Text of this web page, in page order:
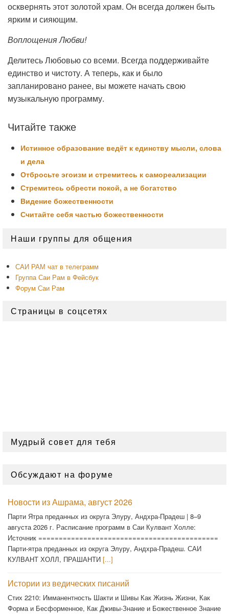
осквернять этот золотой храм. Он всегда должен быть
ярким и сияющим.
Воплощения Любви!
Делитесь Любовью со всеми. Всегда поддерживайте
единство и чистоту. А теперь, как и было
запланировано ранее, вы можете начать свою
музыкальную программу.
Читайте также
Истинное образование ведёт к единству мысли, слова
и дела
Отбросьте эгоизм и стремитесь к самореализации
Стремитесь обрести покой, а не богатство
Видение божественности
Считайте себя частью божественности
основной
Наши группы для общения
САИ РАМ чат в телеграмм
Группа Саи Рам в Фейсбук
Форум Саи Рам
Страницы в соцсетях
Мудрый совет для тебя
Обсуждают на форуме
Новости из Ашрама, август 2026
Парти Ятра преданных из округа Элуру, Андхра-Прадеш | 8–9
августа 2026 г. Расписание программ в Саи Кулвант Холле:
Источник ============================================
Парти-ятра преданных из округа Элуру, Андхра-Прадеш. САИ
КУЛВАНТ ХОЛЛ, ПРАШАНТИ [...]
Истории из ведических писаний
Стих 2210: Имманентность Шакти и Шивы Как Жизнь Жизни, Как
Форма и Бесформенное, Как Дживы-Знание и Божественное Знание